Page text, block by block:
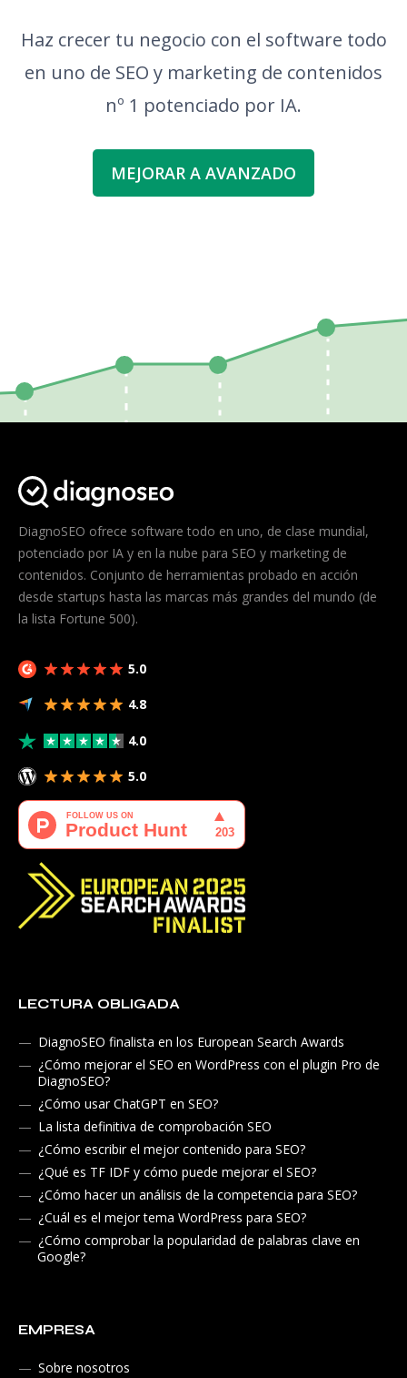
Haz crecer tu negocio con el software todo
en uno de SEO y marketing de contenidos
nº 1 potenciado por IA.
MEJORAR A AVANZADO
DiagnoSEO ofrece software todo en uno, de clase mundial,
potenciado por IA y en la nube para SEO y marketing de
contenidos. Conjunto de herramientas probado en acción
desde startups hasta las marcas más grandes del mundo (de
la lista Fortune 500).
5.0
4.8
4.0
5.0
LECTURA OBLIGADA
DiagnoSEO finalista en los European Search Awards
¿Cómo mejorar el SEO en WordPress con el plugin Pro de
DiagnoSEO?
¿Cómo usar ChatGPT en SEO?
La lista definitiva de comprobación SEO
¿Cómo escribir el mejor contenido para SEO?
¿Qué es TF IDF y cómo puede mejorar el SEO?
¿Cómo hacer un análisis de la competencia para SEO?
¿Cuál es el mejor tema WordPress para SEO?
¿Cómo comprobar la popularidad de palabras clave en
Google?
EMPRESA
Sobre nosotros